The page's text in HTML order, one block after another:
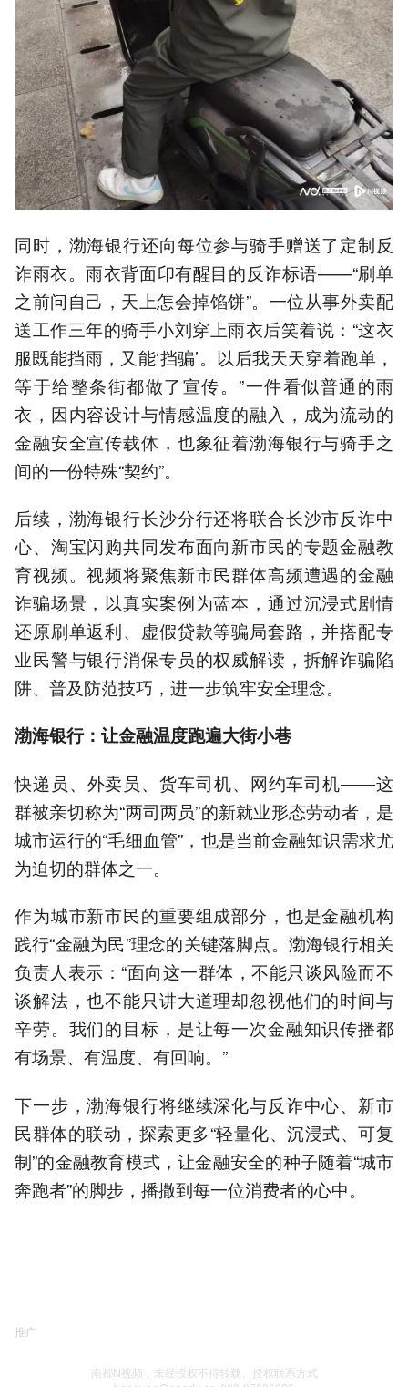
同时，渤海银行还向每位参与骑手赠送了定制反
诈雨衣。雨衣背面印有醒目的反诈标语——“刷单
之前问自己，天上怎会掉馅饼”。一位从事外卖配
送工作三年的骑手小刘穿上雨衣后笑着说：“这衣
服既能挡雨，又能‘挡骗’。以后我天天穿着跑单，
等于给整条街都做了宣传。”一件看似普通的雨
衣，因内容设计与情感温度的融入，成为流动的
金融安全宣传载体，也象征着渤海银行与骑手之
间的一份特殊“契约”。
后续，渤海银行长沙分行还将联合长沙市反诈中
心、淘宝闪购共同发布面向新市民的专题金融教
育视频。视频将聚焦新市民群体高频遭遇的金融
诈骗场景，以真实案例为蓝本，通过沉浸式剧情
还原刷单返利、虚假贷款等骗局套路，并搭配专
业民警与银行消保专员的权威解读，拆解诈骗陷
阱、普及防范技巧，进一步筑牢安全理念。
渤海银行：让金融温度跑遍大街小巷
快递员、外卖员、货车司机、网约车司机——这
群被亲切称为“两司两员”的新就业形态劳动者，是
城市运行的“毛细血管”，也是当前金融知识需求尤
为迫切的群体之一。
作为城市新市民的重要组成部分，也是金融机构
践行“金融为民”理念的关键落脚点。渤海银行相关
负责人表示：“面向这一群体，不能只谈风险而不
谈解法，也不能只讲大道理却忽视他们的时间与
辛劳。我们的目标，是让每一次金融知识传播都
有场景、有温度、有回响。”
下一步，渤海银行将继续深化与反诈中心、新市
民群体的联动，探索更多“轻量化、沉浸式、可复
制”的金融教育模式，让金融安全的种子随着“城市
奔跑者”的脚步，播撒到每一位消费者的心中。
推广
南都N视频，未经授权不得转载、授权联系方式